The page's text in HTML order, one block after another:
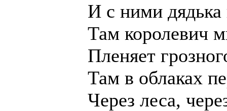
И с ними
Там королевич
Пленяет
Там в облаках
Через леса,